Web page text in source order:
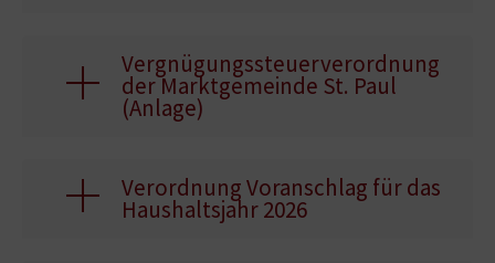
Vergnügungssteuerverordnung
der Marktgemeinde St. Paul
(Anlage)
Verordnung Voranschlag für das
Haushaltsjahr 2026